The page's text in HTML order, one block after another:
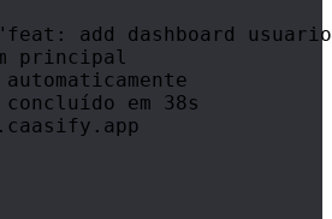
add dashboard
principal
em 38s